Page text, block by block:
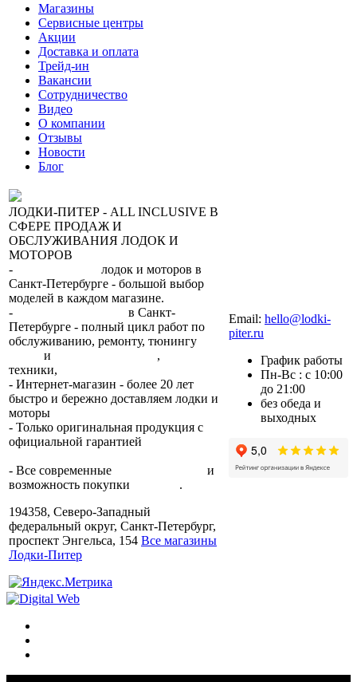
Магазины
Сервисные центры
Акции
Доставка и оплата
Трейд-ин
Вакансии
Сотрудничество
Видео
О компании
Отзывы
Новости
Блог
ЛОДКИ-ПИТЕР - ALL INCLUSIVE В
СФЕРЕ ПРОДАЖ И
ОБСЛУЖИВАНИЯ ЛОДОК И
МОТОРОВ
-
лодок и моторов в
Санкт-Петербурге - большой выбор
моделей в каждом магазине.
-
в Санкт-
Петербурге - полный цикл работ по
обслуживанию, ремонту, тюнингу
и ,
техники,
- Интернет-магазин - более 20 лет
быстро и бережно доставляем лодки и
моторы
- Только оригинальная продукция с
официальной гарантией
- Все современные
и
возможность покупки
.
194358, Северо-Западный
федеральный округ, Санкт-Петербург,
проспект Энгельса, 154 Все магазины
Лодки-Питер
Email: hello@lodki-
piter.ru
График работы
Пн-Вс : с 10:00
до 21:00
без обеда и
выходных